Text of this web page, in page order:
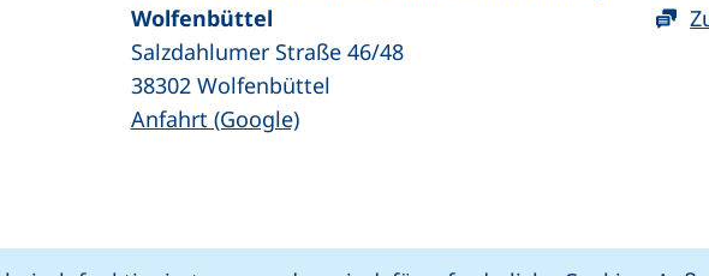
Wolfenbüttel
Salzdahlumer Straße 46/48
38302 Wolfenbüttel
Anfahrt (Google)(externer Link, öffnet neues Fenster)